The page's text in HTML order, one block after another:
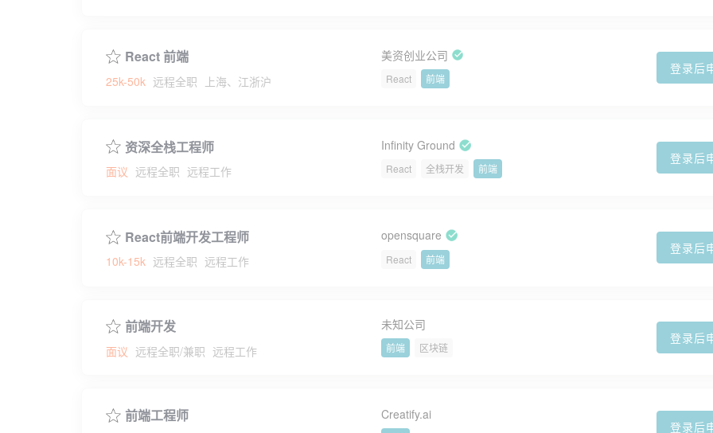
React 前端
25k-50k 远程全职 上海、江浙沪
美资创业公司
React 前端
登录后
资深全栈工程师
面议 远程全职 远程工作
Infinity Ground
React 全栈开发 前端
登录后
React前端开发工程师
10k-15k 远程全职 远程工作
opensquare
React 前端
登录后
前端开发
面议 远程全职/兼职 远程工作
未知公司
前端 区块链
登录后
前端工程师 Creatify.ai
登录后